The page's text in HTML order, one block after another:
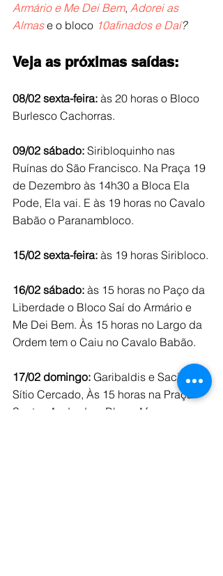
Armário e Me Dei Bem, Adorei as
Almas e o bloco 10afinados e Daí?
Veja as próximas saídas:
08/02 sexta-feira: às 20 horas o Bloco
Burlesco Cachorras.
09/02 sábado: Siribloquinho nas
Ruínas do São Francisco. Na Praça 19
de Dezembro às 14h30 a Bloca Ela
Pode, Ela vai. E às 19 horas no Cavalo
Babão o Paranambloco.
15/02 sexta-feira: às 19 horas Siribloco.
16/02 sábado: às 15 horas no Paço da
Liberdade o Bloco Saí do Armário e
Me Dei Bem. Às 15 horas no Largo da
Ordem tem o Caiu no Cavalo Babão.
17/02 domingo: Garibaldis e Sacis no
Sítio Cercado, Às 15 horas na Praça
Santos Andrade o Bloco Afro